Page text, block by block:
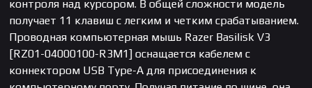
контроля над курсором. В общей сложности модель
получает 11 клавиш с легким и четким срабатыванием.
Проводная компьютерная мышь Razer Basilisk V3
[RZ01-04000100-R3M1] оснащается кабелем с
коннектором USB Type-A для присоединения к